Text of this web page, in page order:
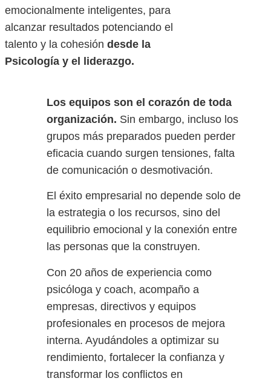
emocionalmente inteligentes, para
alcanzar resultados potenciando el
talento y la cohesión desde la
Psicología y el liderazgo.
Los equipos son el corazón de toda
organización. Sin embargo, incluso los
grupos más preparados pueden perder
eficacia cuando surgen tensiones, falta
de comunicación o desmotivación.
El éxito empresarial no depende solo de
la estrategia o los recursos, sino del
equilibrio emocional y la conexión entre
las personas que la construyen.
Con 20 años de experiencia como
psicóloga y coach, acompaño a
empresas, directivos y equipos
profesionales en procesos de mejora
interna. Ayudándoles a optimizar su
rendimiento, fortalecer la confianza y
transformar los conflictos en